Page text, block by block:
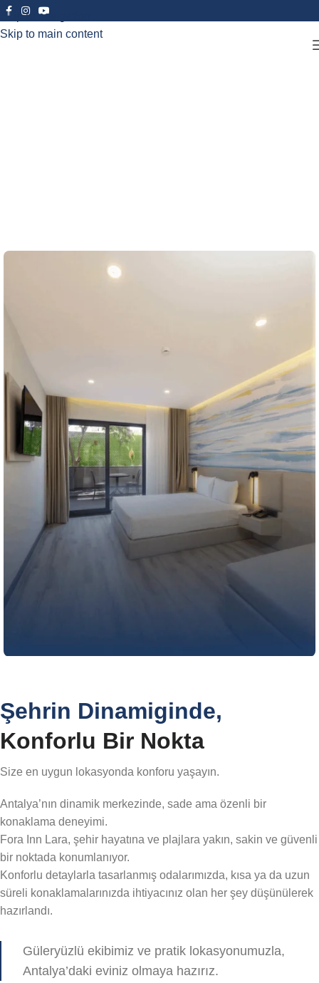
Skip to navigation
Skip to main content
18 m² | 1 ADET DOUBLE + SOFA BED | 3 KİŞİ
Şehrin Dinamiginde,
Konforlu Bir Nokta
Size en uygun lokasyonda konforu yaşayın.
Antalya’nın dinamik merkezinde, sade ama özenli bir
konaklama deneyimi.
Fora Inn Lara, şehir hayatına ve plajlara yakın, sakin ve güvenli
bir noktada konumlanıyor.
Konforlu detaylarla tasarlanmış odalarımızda, kısa ya da uzun
süreli konaklamalarınızda ihtiyacınız olan her şey düşünülerek
hazırlandı.
Güleryüzlü ekibimiz ve pratik lokasyonumuzla,
Antalya’daki eviniz olmaya hazırız.